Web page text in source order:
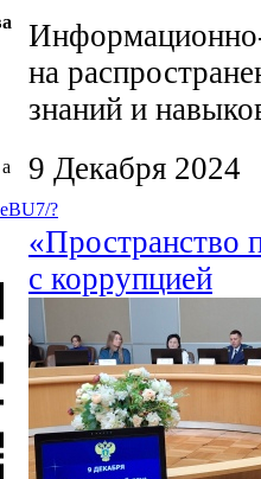
?
Информационно-
на
знаний и
9 Декабря 2024
«Пространство
с коррупцией